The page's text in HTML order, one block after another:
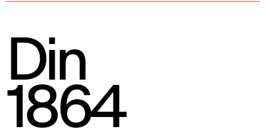
Din
1864